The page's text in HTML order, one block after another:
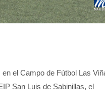
el Campo de Fútbol Las
San Luis de Sabinillas, el